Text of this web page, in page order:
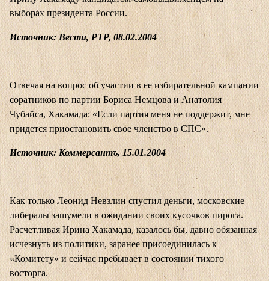
выборах президента России.
Источник: Вести, РТР, 08.02.2004
Отвечая на вопрос об участии в ее избирательной кампании
соратников по партии Бориса Немцова и Анатолия
Чубайса, Хакамада: «Если партия меня не поддержит, мне
придется приостановить свое членство в СПС».
Источник: Коммерсантъ, 15.01.2004
Как только Леонид Невзлин спустил деньги, московские
либералы зашумели в ожидании своих кусочков пирога.
Расчетливая Ирина Хакамада, казалось бы, давно обязанная
исчезнуть из политики, заранее присоединилась к
«Комитету» и сейчас пребывает в состоянии тихого
восторга.